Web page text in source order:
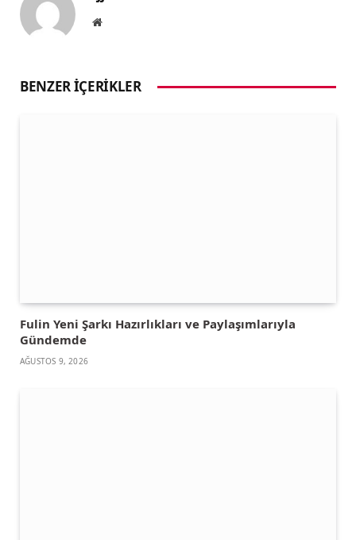
Website
BENZER İÇERIKLER
Fulin Yeni Şarkı Hazırlıkları ve Paylaşımlarıyla
Gündemde
AĞUSTOS 9, 2026